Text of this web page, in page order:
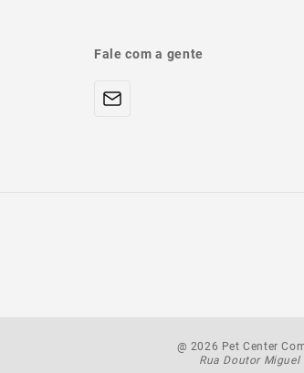
Fale com a gente
@ 2026 Pet Center
Rua Doutor Miguel